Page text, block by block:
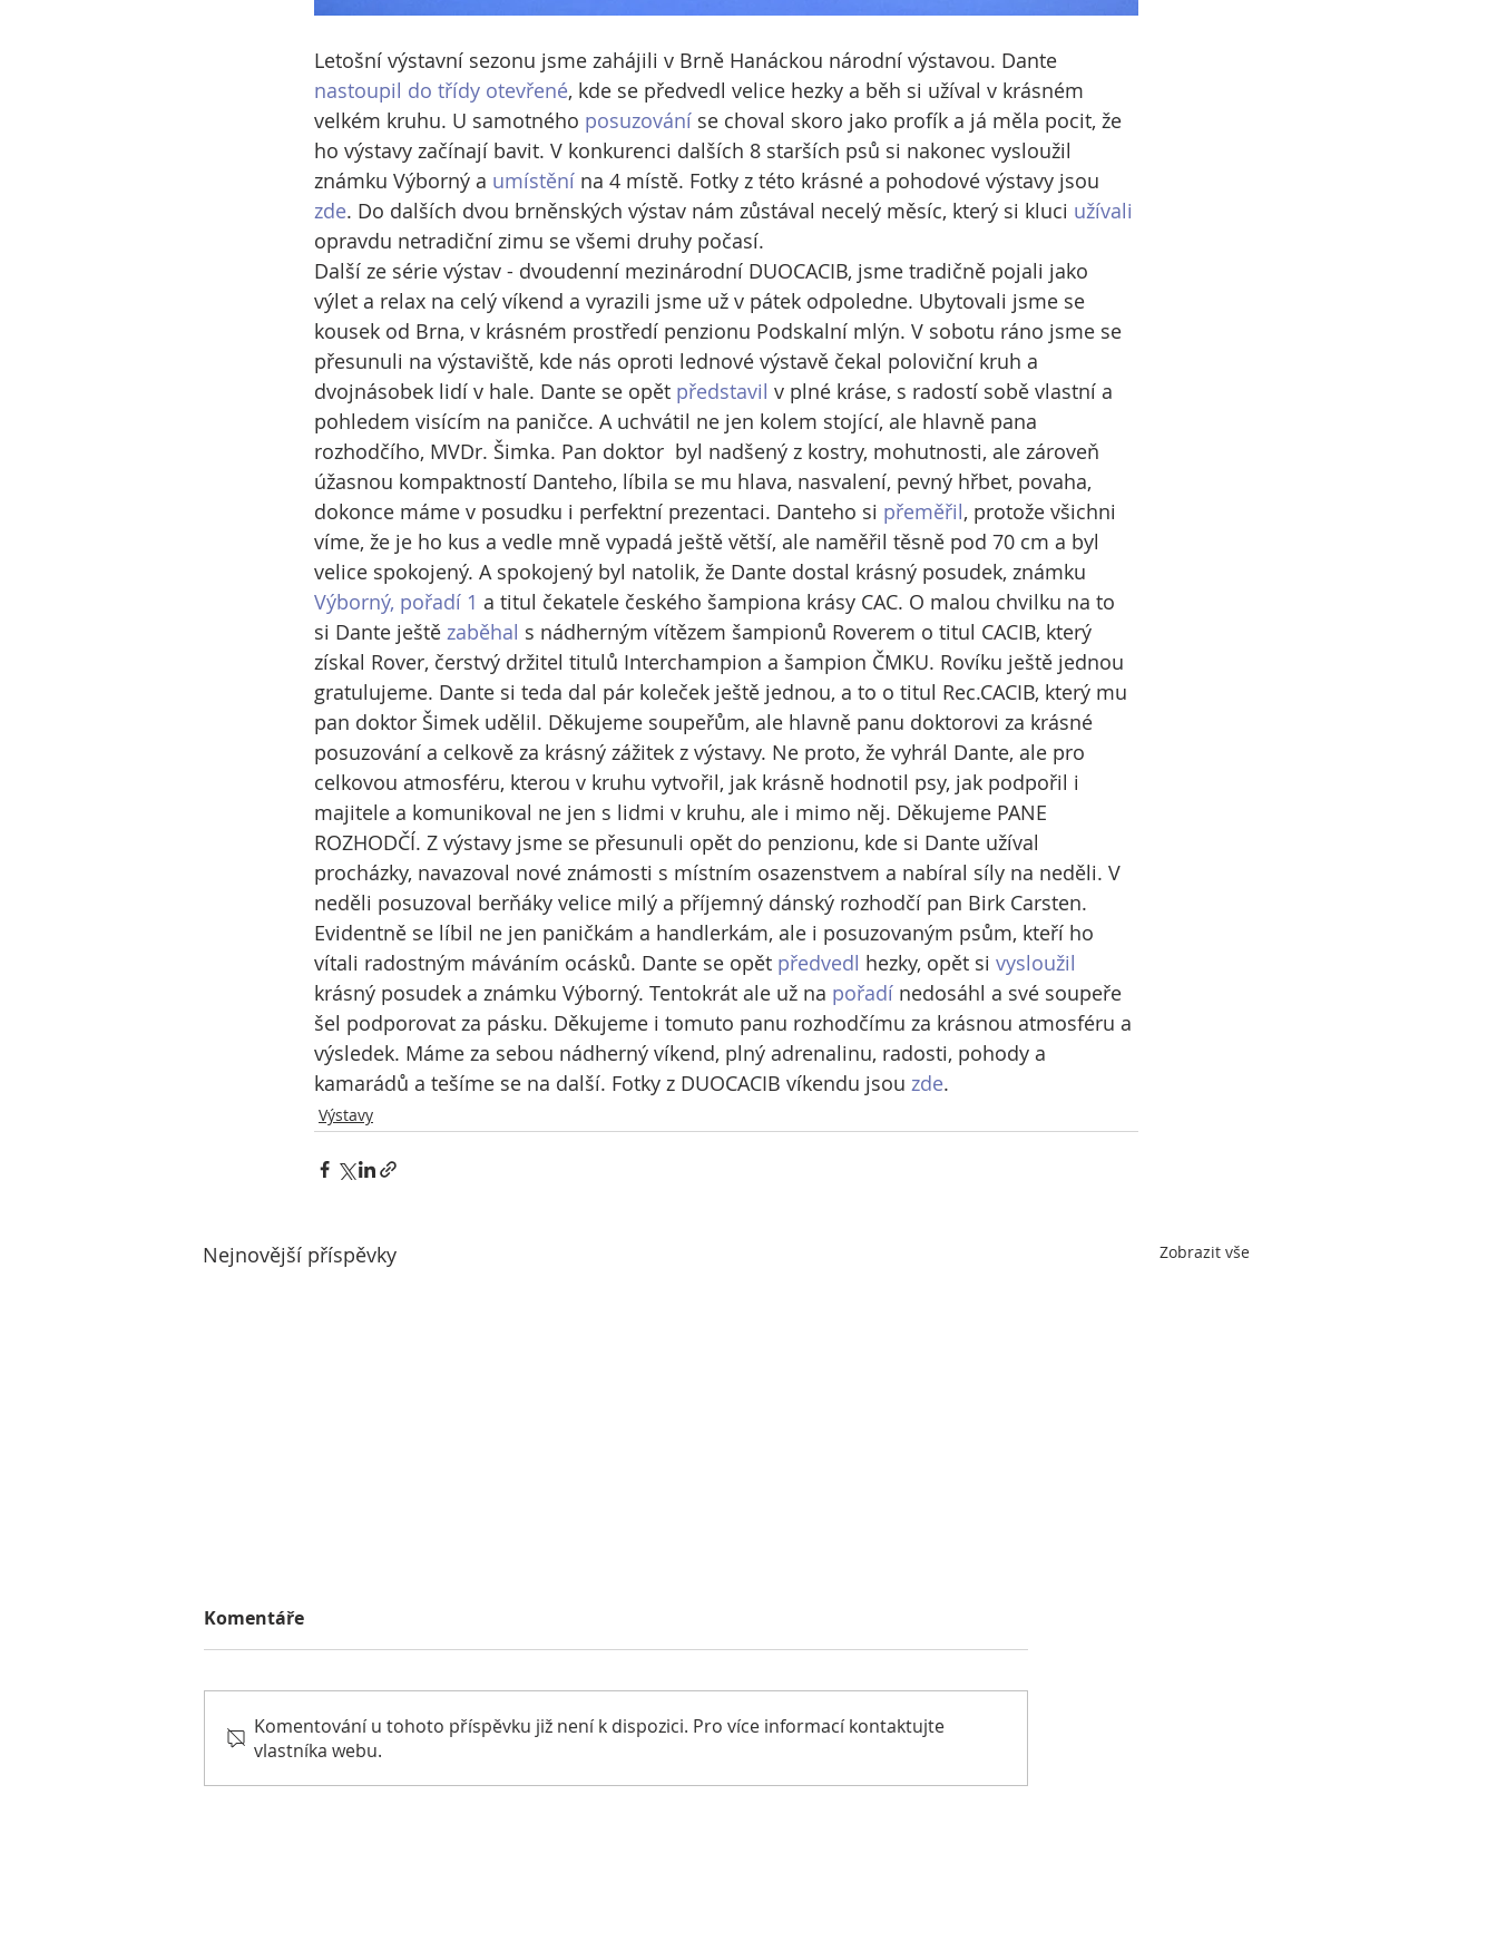
Letošní výstavní sezonu jsme zahájili v Brně Hanáckou národní výstavou. Dante
nastoupil do třídy otevřené, kde se předvedl velice hezky a běh si užíval v krásném
velkém kruhu. U samotného posuzování se choval skoro jako profík a já měla pocit, že
ho výstavy začínají bavit. V konkurenci dalších 8 starších psů si nakonec vysloužil
známku Výborný a umístění na 4 místě. Fotky z této krásné a pohodové výstavy jsou
zde. Do dalších dvou brněnských výstav nám zůstával necelý měsíc, který si kluci užívali
opravdu netradiční zimu se všemi druhy počasí.
Další ze série výstav - dvoudenní mezinárodní DUOCACIB, jsme tradičně pojali jako
výlet a relax na celý víkend a vyrazili jsme už v pátek odpoledne. Ubytovali jsme se
kousek od Brna, v krásném prostředí penzionu Podskalní mlýn. V sobotu ráno jsme se
přesunuli na výstaviště, kde nás oproti lednové výstavě čekal poloviční kruh a
dvojnásobek lidí v hale. Dante se opět představil v plné kráse, s radostí sobě vlastní a
pohledem visícím na paničce. A uchvátil ne jen kolem stojící, ale hlavně pana
rozhodčího, MVDr. Šimka. Pan doktor  byl nadšený z kostry, mohutnosti, ale zároveň
úžasnou kompaktností Danteho, líbila se mu hlava, nasvalení, pevný hřbet, povaha,
dokonce máme v posudku i perfektní prezentaci. Danteho si přeměřil, protože všichni
víme, že je ho kus a vedle mně vypadá ještě větší, ale naměřil těsně pod 70 cm a byl
velice spokojený. A spokojený byl natolik, že Dante dostal krásný posudek, známku
Výborný, pořadí 1 a titul čekatele českého šampiona krásy CAC. O malou chvilku na to
si Dante ještě zaběhal s nádherným vítězem šampionů Roverem o titul CACIB, který
získal Rover, čerstvý držitel titulů Interchampion a šampion ČMKU. Rovíku ještě jednou
gratulujeme. Dante si teda dal pár koleček ještě jednou, a to o titul Rec.CACIB, který mu
pan doktor Šimek udělil. Děkujeme soupeřům, ale hlavně panu doktorovi za krásné
posuzování a celkově za krásný zážitek z výstavy. Ne proto, že vyhrál Dante, ale pro
celkovou atmosféru, kterou v kruhu vytvořil, jak krásně hodnotil psy, jak podpořil i
majitele a komunikoval ne jen s lidmi v kruhu, ale i mimo něj. Děkujeme PANE
ROZHODČÍ. Z výstavy jsme se přesunuli opět do penzionu, kde si Dante užíval
procházky, navazoval nové známosti s místním osazenstvem a nabíral síly na neděli. V
neděli posuzoval berňáky velice milý a příjemný dánský rozhodčí pan Birk Carsten.
Evidentně se líbil ne jen paničkám a handlerkám, ale i posuzovaným psům, kteří ho
vítali radostným máváním ocásků. Dante se opět předvedl hezky, opět si vysloužil
krásný posudek a známku Výborný. Tentokrát ale už na pořadí nedosáhl a své soupeře
šel podporovat za pásku. Děkujeme i tomuto panu rozhodčímu za krásnou atmosféru a
výsledek. Máme za sebou nádherný víkend, plný adrenalinu, radosti, pohody a
kamarádů a tešíme se na další. Fotky z DUOCACIB víkendu jsou zde.
Výstavy
Nejnovější příspěvky Zobrazit vše
Dante Slovenským
Máme doma šampiona
Komentáře
Komentování u tohoto příspěvku již není k dispozici. Pro více informací kontaktujte
vlastníka webu.